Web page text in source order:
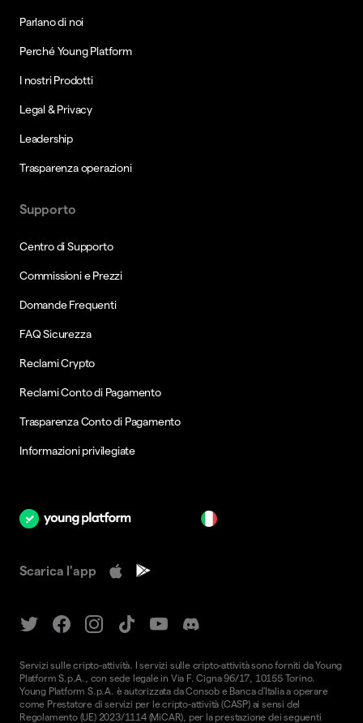
Parlano di noi
Perché Young Platform
I nostri Prodotti
Legal & Privacy
Leadership
Trasparenza operazioni
Supporto
Centro di Supporto
Commissioni e Prezzi
Domande Frequenti
FAQ Sicurezza
Reclami Crypto
Reclami Conto di Pagamento
Trasparenza Conto di Pagamento
Informazioni privilegiate
Scarica l'app
Servizi sulle cripto-attività. I servizi sulle cripto-attività sono forniti da Young
Platform S.p.A., con sede legale in Via F. Cigna 96/17, 10155 Torino.
Young Platform S.p.A. è autorizzata da Consob e Banca d'Italia a operare
come Prestatore di servizi per le cripto-attività (CASP) ai sensi del
Regolamento (UE) 2023/1114 (MiCAR), per la prestazione dei seguenti